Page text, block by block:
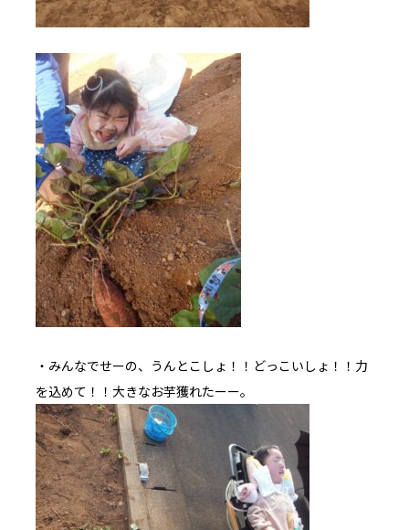
・みんなでせーの、うんとこしょ！！どっこいしょ！！力
を込めて！！大きなお芋獲れたーー。